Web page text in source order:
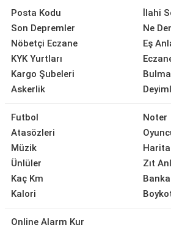
Posta Kodu
Son Depremler
Nöbetçi Eczane
KYK Yurtları
Kargo Şubeleri
Askerlik
İlahi
Ne
Eş
Futbol
Atasözleri
Müzik
Ünlüler
Kaç Km
Kalori
Noter
Harita
Zıt
Online Alarm Kur